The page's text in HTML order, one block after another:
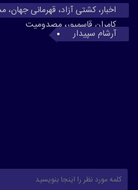
اخبار، کشتی آزاد، قهرمانی
کامران قاسمپور، مصدومیت
آرشام سپیدار